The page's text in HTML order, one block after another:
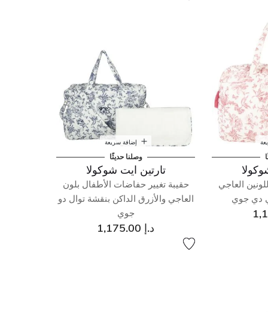
العاجي
دي جوي
إضافة سريعة
وصلنا حديثًا
تارتين ايت شوكولا
حقيبة تغيير حفاضات الأطفال بلون
العاجي والأزرق الداكن بنقشة توال دو
جوي
د.إ 1,175.00